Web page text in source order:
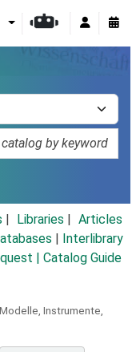
Libraries
Articles
Interlibrary
| Catalog Guide
Modelle, Instrumente,